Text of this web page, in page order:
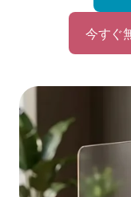
今すぐ